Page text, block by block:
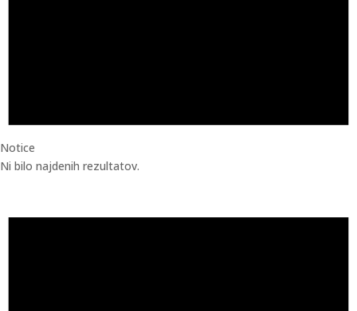
Notice
Ni bilo najdenih rezultatov.